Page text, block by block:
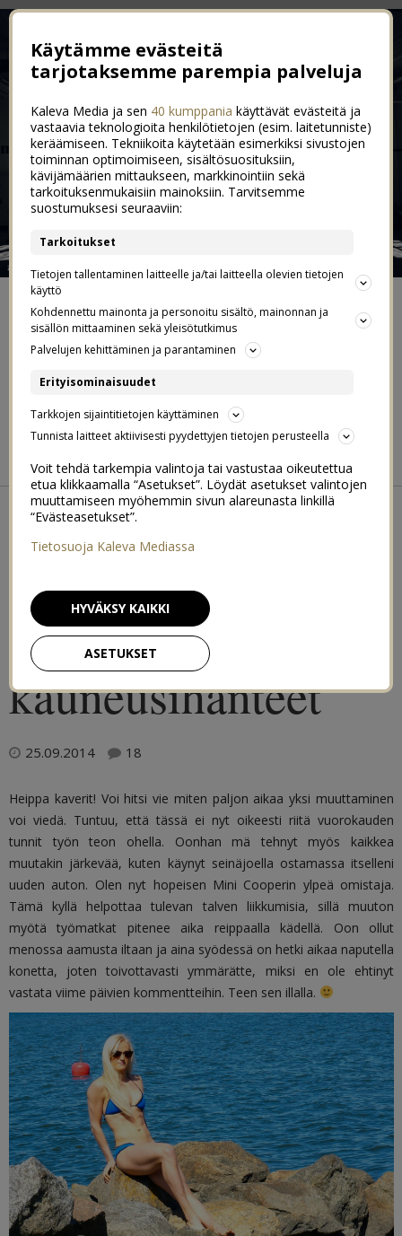
YHTEYDENOTOT JA YHTEISTYÖT
BIKINIBODY BOOTCAMP
Perinteisestä kotiruuasta terveellisempää
Mistä tukala olo ja turvotus johtuu?
”thigh gap” ja muut
fiksut
kauneusihanteet
25.09.2014 18
Heippa kaverit! Voi hitsi vie miten paljon aikaa yksi muuttaminen
voi viedä. Tuntuu, että tässä ei nyt oikeesti riitä vuorokauden
tunnit työn teon ohella. Oonhan mä tehnyt myös kaikkea
muutakin järkevää, kuten käynyt seinäjoella ostamassa itselleni
uuden auton. Olen nyt hopeisen Mini Cooperin ylpeä omistaja.
Tämä kyllä helpottaa tulevan talven liikkumisia, sillä muuton
myötä työmatkat pitenee aika reippaalla kädellä. Oon ollut
menossa aamusta iltaan ja aina syödessä on hetki aikaa naputella
konetta, joten toivottavasti ymmärätte, miksi en ole ehtinyt
vastata viime päivien kommentteihin. Teen sen illalla.
Käytämme evästeitä
tarjotaksemme parempia palveluja
Kaleva Media ja sen 40 kumppania käyttävät evästeitä ja
vastaavia teknologioita henkilötietojen (esim. laitetunniste)
keräämiseen. Tekniikoita käytetään esimerkiksi sivustojen
toiminnan optimoimiseen, sisältösuosituksiin,
kävijämäärien mittaukseen, markkinointiin sekä
tarkoituksenmukaisiin mainoksiin. Tarvitsemme
suostumuksesi seuraaviin:
Tarkoitukset
Tietojen tallentaminen laitteelle ja/tai laitteella olevien tietojen
käyttö
Kohdennettu mainonta ja personoitu sisältö, mainonnan ja
sisällön mittaaminen sekä yleisötutkimus
Palvelujen kehittäminen ja parantaminen
Erityisominaisuudet
Tarkkojen sijaintitietojen käyttäminen
Tunnista laitteet aktiivisesti pyydettyjen tietojen perusteella
Voit tehdä tarkempia valintoja tai vastustaa oikeutettua
etua klikkaamalla “Asetukset”. Löydät asetukset valintojen
muuttamiseen myöhemmin sivun alareunasta linkillä
“Evästeasetukset”.
Tietosuoja Kaleva Mediassa
ASETUKSET
HYVÄKSY KAIKKI